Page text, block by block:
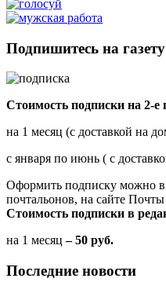
Подпишитесь на газету
Стоимость подписки на 2-е
на 1 месяц (с доставкой на
с января по июнь ( с
Оформить подписку можно в
почтальонов, на сайте
Стоимость подписки в
на 1 месяц – 50 руб.
Последние новости